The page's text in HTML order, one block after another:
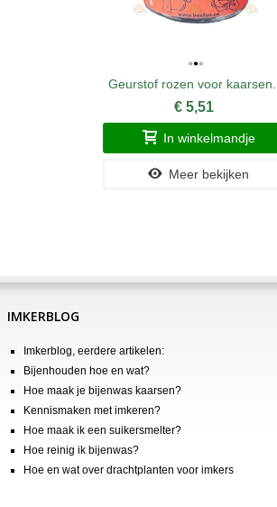
Geurstof rozen voor kaarsen...
€ 5,51
In winkelmandje
Meer bekijken
IMKERBLOG
Imkerblog, eerdere artikelen:
Bijenhouden hoe en wat?
Hoe maak je bijenwas kaarsen?
Kennismaken met imkeren?
Hoe maak ik een suikersmelter?
Hoe reinig ik bijenwas?
Hoe en wat over drachtplanten voor imkers